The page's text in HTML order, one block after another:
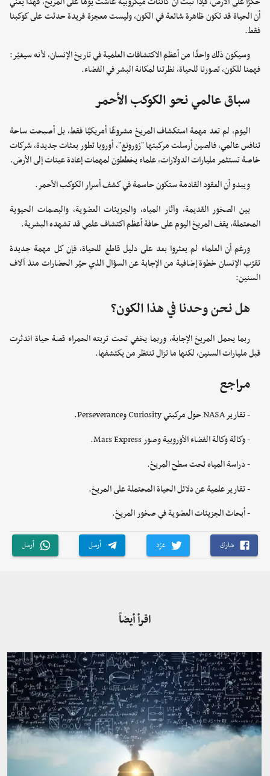
أن الحياة قد تكون ظاهرة شائعة في الكون، وليست معجزة فريدة حدثت على كوكبنا
فقط.
وسيكون ذلك واحدًا من أعظم الاكتشافات العلمية في تاريخ الإنسان، لأنه سيغيّر:
فهمنا للكون، تصورنا للحياة، نظرتنا لمكانة البشر في الفضاء.
سباق عالمي نحو الكوكب الأحمر
اليوم، لم تعد مهمة استكشاف المريخ مشروعًا أمريكيًا فقط، بل أصبحت ساحة
تنافس عالمي، فالصين أرسلت مركبتها "زورونغ"، أوروبا تطور بعثات جديدة، شركات
خاصة تستثمر مليارات الدولارات، علماء يخططون لمهمات إعادة عينات إلى الأرض.
ويبدو أن العقود القادمة ستكون حاسمة في كشف أسرار الكوكب الأحمر.
بين الصخور القديمة، وآثار المياه، والجزيئات العضوية، والبصمات الحيوية
المحتملة، يقف المريخ اليوم على حافة أعظم اكتشاف علمي قد تشهده البشرية.
ورغم أن العلماء لم يعثروا بعد على دليل قاطع للحياة، فإن كل مهمة جديدة
تقرّب الإنسان خطوة إضافية من الإجابة عن السؤال الذي حيّر الحضارات منذ آلاف
السنين:
هل نحن وحدنا في هذا الكون؟
ربما يحمل المريخ الإجابة، وربما يخفي تحت تربته الحمراء قصة حياة اندثرت
قبل مليارات السنين، لكنها ما تزال تنتظر من يكتشفها.
مراجع
- تقارير NASA حول مركبتي Curiosity وPerseverance.
- وكالة وكالة الفضاء الأوروبية وصور Mars Express.
- دراسة المياه تحت سطح المريخ.
- تقارير علمية عن دلائل الحياة المحتملة على المريخ.
- أبحاث الجزيئات العضوية في صخور المريخ.
شارك غرّد أرسل أرسل
اقرأ أيضاً